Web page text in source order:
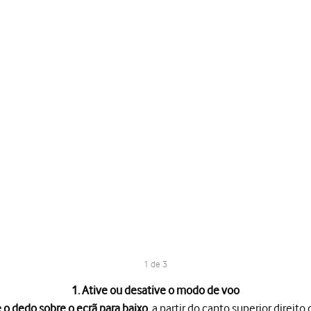
1 de 3
1. Ative ou desative o modo de voo
o dedo sobre o ecrã para baixo, a partir do canto superior direito